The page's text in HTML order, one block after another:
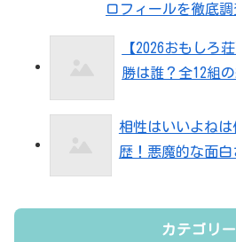
ロフィールを徹底調
【2026おもしろ
勝は誰？全12組
相性はいいよね
歴！悪魔的な面
カテゴリー